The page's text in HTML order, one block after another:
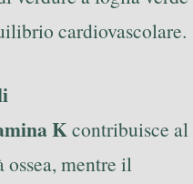
cardiovascolare.
Kcontribuisce al
mentre il